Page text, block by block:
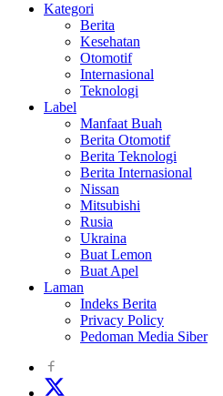
Kategori
Berita
Kesehatan
Otomotif
Internasional
Teknologi
Label
Manfaat Buah
Berita Otomotif
Berita Teknologi
Berita Internasional
Nissan
Mitsubishi
Rusia
Ukraina
Buat Lemon
Buat Apel
Laman
Indeks Berita
Privacy Policy
Pedoman Media Siber